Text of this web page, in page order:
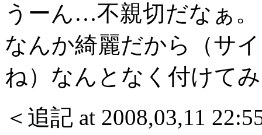
うーん…不親切だなぁ。
なんか綺麗だから（サ
ね）なんとなく付けて
＜追記 at 2008,03,11